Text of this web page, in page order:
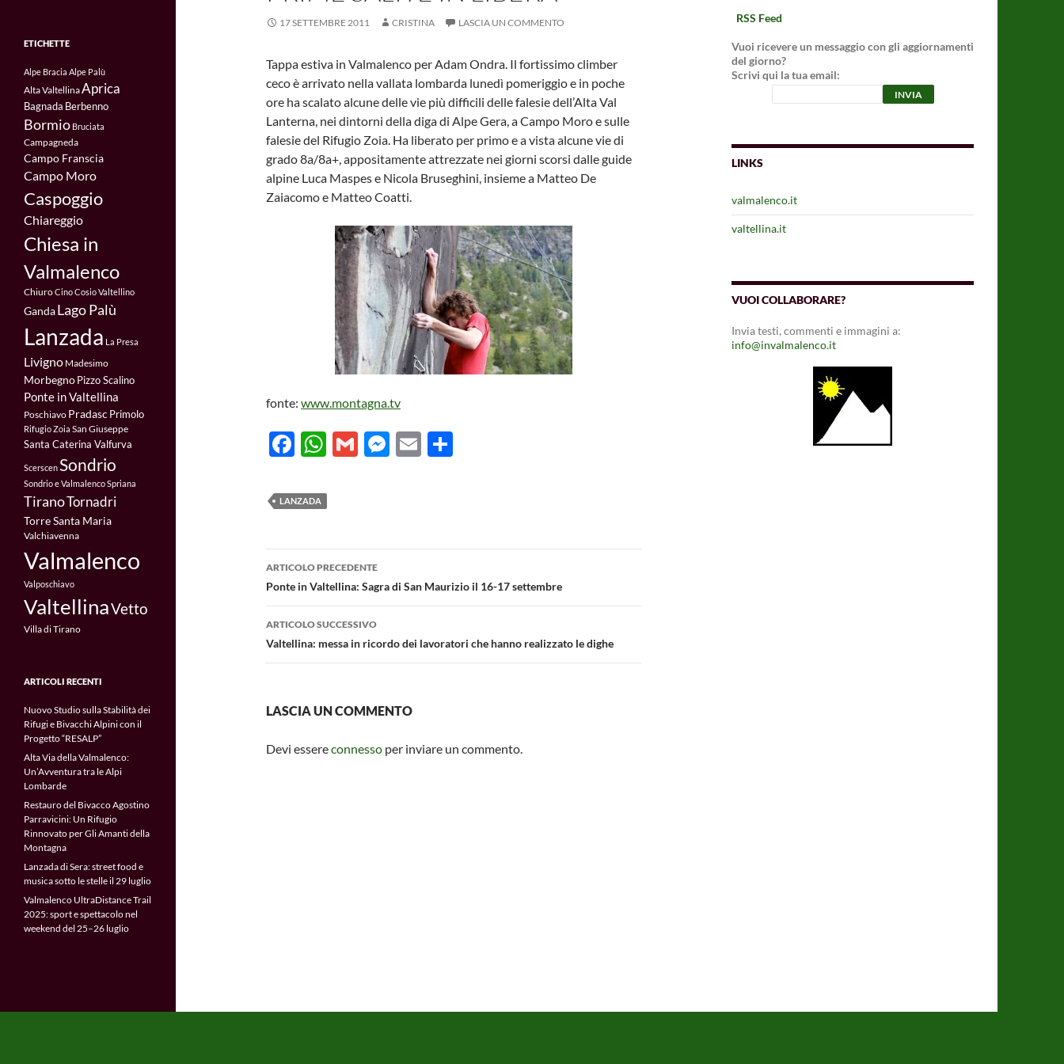
17 SETTEMBRE 2011 CRISTINA LASCIA UN COMMENTO
Tappa estiva in Valmalenco per Adam Ondra. Il fortissimo climber
ceco è arrivato nella vallata lombarda lunedì pomeriggio e in poche
ore ha scalato alcune delle vie più difficili delle falesie dell’Alta Val
Lanterna, nei dintorni della diga di Alpe Gera, a Campo Moro e sulle
falesie del Rifugio Zoia. Ha liberato per primo e a vista alcune vie di
grado 8a/8a+, appositamente attrezzate nei giorni scorsi dalle guide
alpine Luca Maspes e Nicola Bruseghini, insieme a Matteo De
Zaiacomo e Matteo Coatti.
fonte: www.montagna.tv
F
e
b
o
o
k
W
at
s
A
p
p
G
M
g
E
vi
LANZADA
Navigazione
articolo
ARTICOLO PRECEDENTE
Ponte in Valtellina: Sagra di San Maurizio il 16-17 settembre
ARTICOLO SUCCESSIVO
Valtellina: messa in ricordo dei lavoratori che hanno realizzato le dighe
LASCIA UN COMMENTO
Devi essereconnesso per inviare un commento.
RSS Feed
Vuoi ricevere un messaggio con gli aggiornamenti
del giorno?
Scrivi qui la tua email:
LINKS
valmalenco.it
valtellina.it
VUOI COLLABORARE?
Invia testi, commenti e immagini a:
info@invalmalenco.it
ETICHETTE
Alpe Bracia Alpe Palù
Alta ValtellinaAprica
Bagnada Berbenno
Bormio Bruciata
Campagneda
Campo Franscia
Campo Moro
Caspoggio
Chiareggio
Chiesa in
Valmalenco
ChiuroCinoCosio Valtellino
GandaLago Palù
Lanzada La Presa
Livigno Madesimo
MorbegnoPizzo Scalino
Ponte in Valtellina
Poschiavo Pradasc Primolo
Rifugio Zoia San Giuseppe
Santa Caterina Valfurva
ScerscenSondrio
Sondrio e ValmalencoSpriana
TiranoTornadri
Torre Santa Maria
Valchiavenna
Valmalenco
Valposchiavo
ValtellinaVetto
Villa di Tirano
ARTICOLI RECENTI
Nuovo Studio sulla Stabilità dei
Rifugi e Bivacchi Alpini con il
Progetto “RESALP”
Alta Via della Valmalenco:
Un’Avventura tra le Alpi
Lombarde
Restauro del Bivacco Agostino
Parravicini: Un Rifugio
Rinnovato per Gli Amanti della
Montagna
Lanzada di Sera: street food e
musica sotto le stelle il 29 luglio
Valmalenco UltraDistance Trail
2025: sport e spettacolo nel
weekend del 25–26 luglio